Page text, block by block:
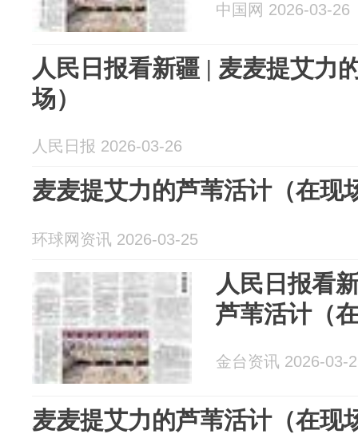
中国网 2026-03-26
人民日报看新疆 | 麦麦提艾力
场）
人民日报 2026-03-26
麦麦提艾力的芦苇活计（在现
环球网资讯 2026-03-25
人民日报看
芦苇活计（
金台资讯 2026-03-
麦麦提艾力的芦苇活计（在现